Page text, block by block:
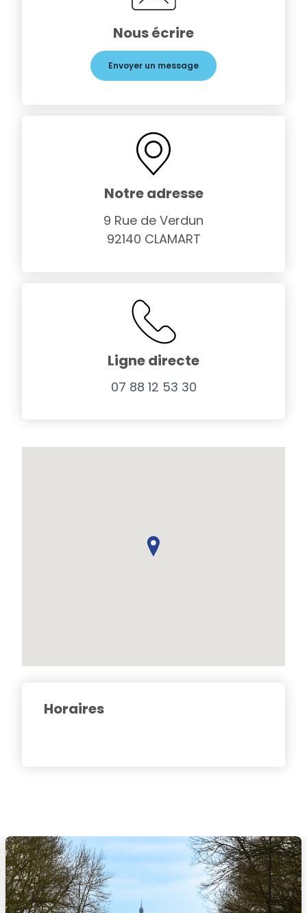
Nous écrire
Envoyer un message
Notre adresse
9 Rue de Verdun
92140 CLAMART
Ligne directe
07 88 12 53 30
Horaires